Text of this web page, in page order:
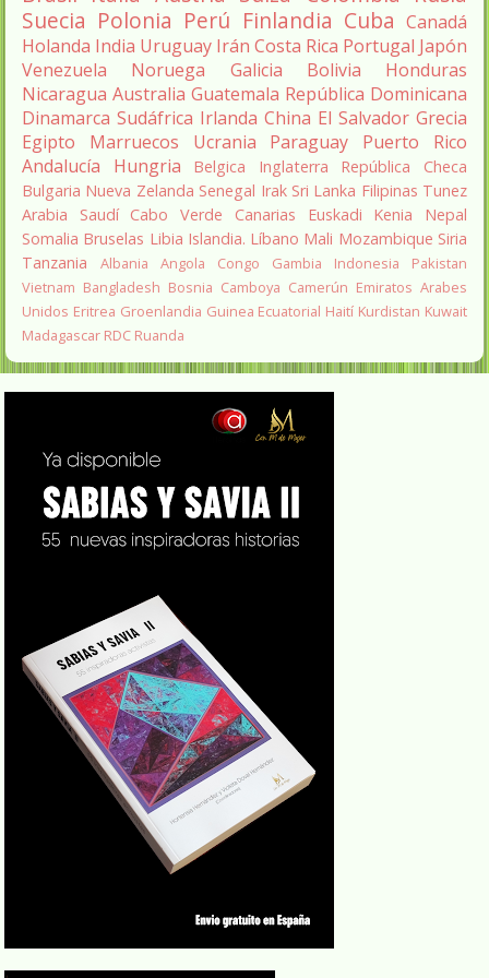
Suecia Polonia Perú Finlandia Cuba Canadá
Holanda India Uruguay Irán Costa Rica Portugal Japón
Venezuela
Noruega Galicia Bolivia
Honduras
Nicaragua Australia Guatemala República Dominicana
Dinamarca Sudáfrica Irlanda China El Salvador Grecia
Egipto
Marruecos Ucrania Paraguay
Puerto Rico
Andalucía
Hungria Belgica Inglaterra
República Checa
Bulgaria Nueva Zelanda Senegal Irak Sri Lanka Filipinas Tunez
Arabia Saudí Cabo Verde Canarias Euskadi Kenia
Nepal
Somalia Bruselas Libia Islandia. Líbano Mali Mozambique Siria
Tanzania
Albania Angola Congo Gambia Indonesia
Pakistan
Vietnam Bangladesh Bosnia Camboya Camerún Emiratos Arabes
Unidos Eritrea Groenlandia Guinea Ecuatorial Haití Kurdistan Kuwait
Madagascar RDC Ruanda